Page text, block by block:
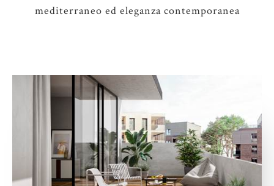
mediterraneo ed eleganza contemporanea